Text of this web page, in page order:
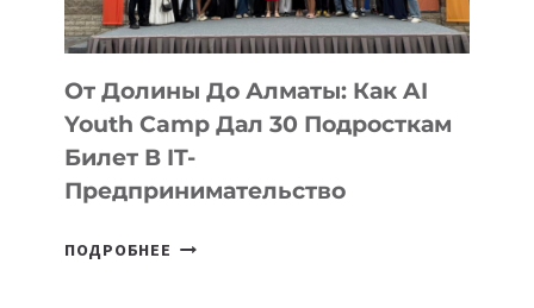
От Долины До Алматы: Как AI
Youth Camp Дал 30 Подросткам
Билет В IT-
Предпринимательство
ПОДРОБНЕЕ ОТ